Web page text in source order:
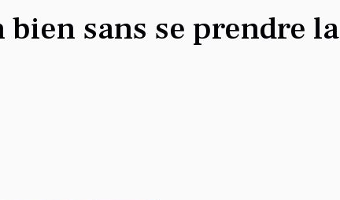
sans se prendre la